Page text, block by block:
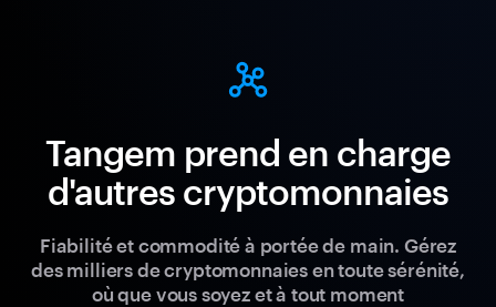
Tangem prend en charge
d'autres cryptomonnaies
Fiabilité et commodité à portée de main. Gérez
des milliers de cryptomonnaies en toute sérénité,
où que vous soyez et à tout moment